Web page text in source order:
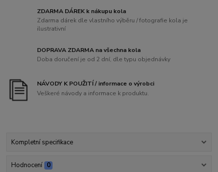
ZDARMA DÁREK k nákupu kola
Zdarma dárek dle vlastního výběru / fotografie kola je
ilustrativní
DOPRAVA ZDARMA na všechna kola
Doba doručení je od 2 dní, dle typu objednávky
NÁVODY K POUŽITÍ / informace o výrobci
Veškeré návody a informace k produktu.
Kompletní specifikace
Hodnocení 0